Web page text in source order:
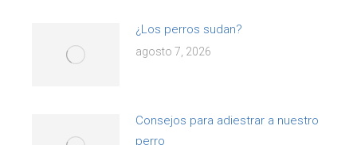
¿Los perros sudan?
agosto 7, 2026
Consejos para adiestrar a nuestro
perro